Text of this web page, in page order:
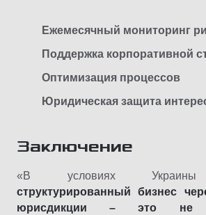
Ежемесячный мониторинг
Поддержка корпоративной
Оптимизация процессов
Юридическая защита
Заключение
«В условиях
структурированный бизнес
юрисдикции – это не